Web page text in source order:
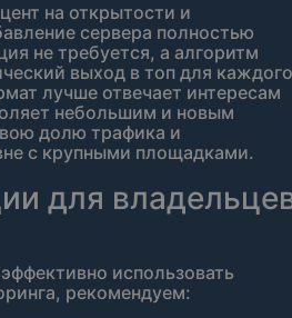
на открытости и
сервера полностью
не требуется, а алгоритм
выход в топ для каждого
лучше отвечает интересам
небольшим и новым
долю трафика и
с крупными площадками.
для
использовать
рекомендуем: